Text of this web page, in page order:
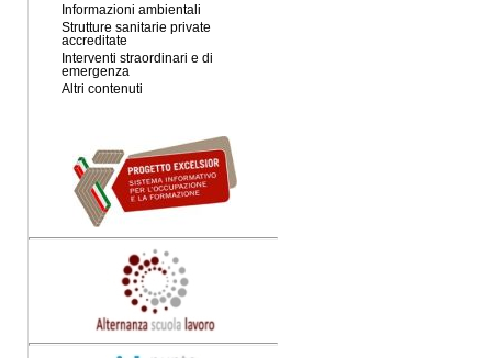
Informazioni ambientali
Strutture sanitarie private
accreditate
Interventi straordinari e di
emergenza
Altri contenuti